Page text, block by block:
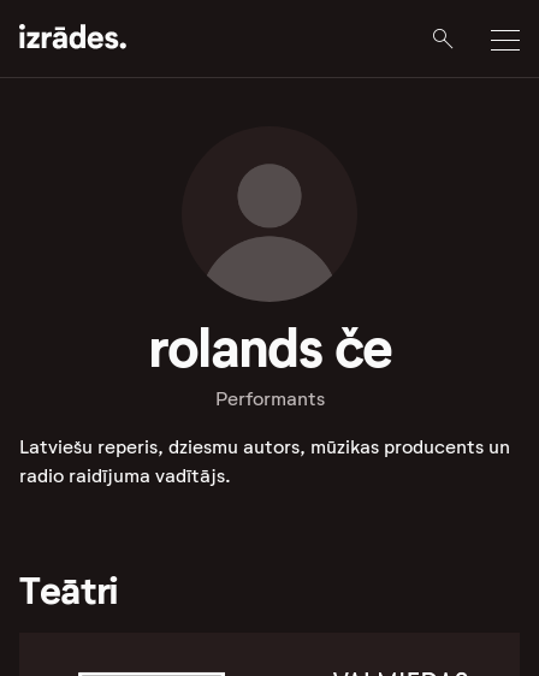
rolands če
Performants
Latviešu reperis, dziesmu autors, mūzikas producents un
radio raidījuma vadītājs.
Teātri